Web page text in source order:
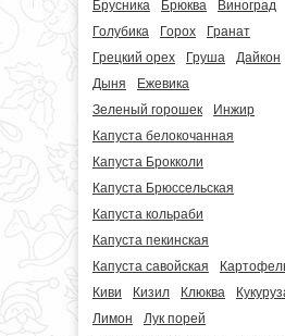
Брусника
Брюква
Виноград
Голубика
Горох
Гранат
Грецкий орех
Груша
Дайкон
Дыня
Ежевика
Зеленый горошек
Инжир
Капуста белокочанная
Капуста Брокколи
Капуста Брюссельская
Капуста кольраби
Капуста пекинская
Капуста савойская
Киви
Кизил Клюква
Лимон
Лук порей